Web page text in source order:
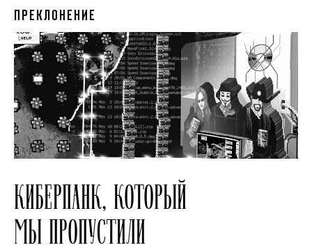
ПРЕКЛОНЕНИЕ
КИБЕРПАНК, КОТОРЫЙ
МЫ ПРОПУСТИЛИ